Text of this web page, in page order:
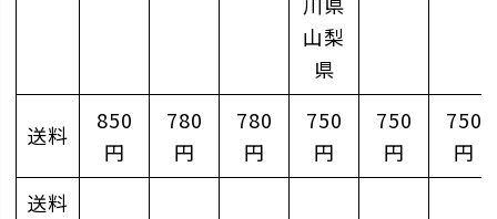
山梨
県
送料
850
円
780
円
780
円
750
円
750
円
750
円
送料